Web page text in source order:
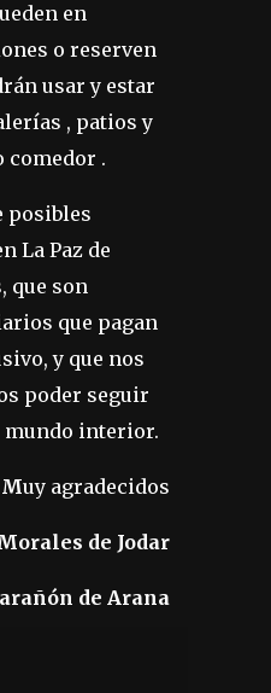
en
o reserven
usar y estar
, patios y
comedor .
posibles
La Paz de
que son
que pagan
y que nos
poder seguir
mundo interior.
Muy agradecidos
de Jodar
de Arana